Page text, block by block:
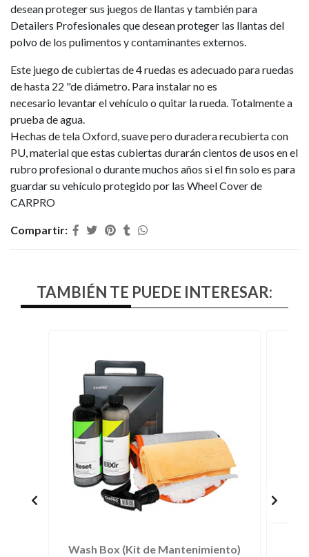
desean proteger sus juegos de llantas y también para
Detailers Profesionales que desean proteger las llantas del
polvo de los pulimentos y contaminantes externos.
Este juego de cubiertas de 4 ruedas es adecuado para ruedas
de hasta 22 "de diámetro. Para instalar no es
necesario levantar el vehículo o quitar la rueda. Totalmente a
prueba de agua.
Hechas de tela Oxford, suave pero duradera recubierta con
PU, material que estas cubiertas durarán cientos de usos en el
rubro profesional o durante muchos años si el fin solo es para
guardar su vehículo protegido por las Wheel Cover de
CARPRO
Compartir:
TAMBIÉN TE PUEDE INTERESAR:
Wash Box (Kit de Mantenimiento)